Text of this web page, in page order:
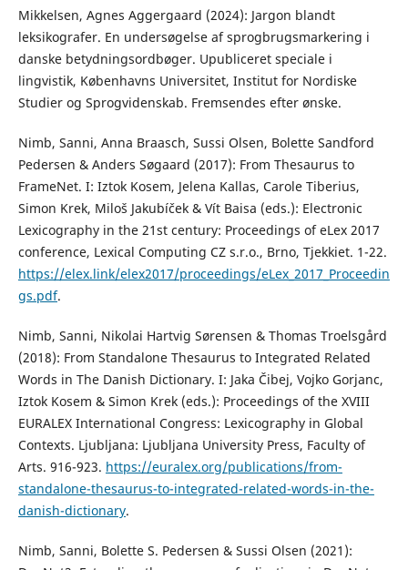
Mikkelsen, Agnes Aggergaard (2024): Jargon blandt
leksikografer. En undersøgelse af sprogbrugsmarkering i
danske betydningsordbøger. Upubliceret speciale i
lingvistik, Københavns Universitet, Institut for Nordiske
Studier og Sprogvidenskab. Fremsendes efter ønske.
Nimb, Sanni, Anna Braasch, Sussi Olsen, Bolette Sandford
Pedersen & Anders Søgaard (2017): From Thesaurus to
FrameNet. I: Iztok Kosem, Jelena Kallas, Carole Tiberius,
Simon Krek, Miloš Jakubíček & Vít Baisa (eds.): Electronic
Lexicography in the 21st century: Proceedings of eLex 2017
conference, Lexical Computing CZ s.r.o., Brno, Tjekkiet. 1-22.
https://elex.link/elex2017/proceedings/eLex_2017_Proceedin
gs.pdf.
Nimb, Sanni, Nikolai Hartvig Sørensen & Thomas Troelsgård
(2018): From Standalone Thesaurus to Integrated Related
Words in The Danish Dictionary. I: Jaka Čibej, Vojko Gorjanc,
Iztok Kosem & Simon Krek (eds.): Proceedings of the XVIII
EURALEX International Congress: Lexicography in Global
Contexts. Ljubljana: Ljubljana University Press, Faculty of
Arts. 916-923. https://euralex.org/publications/from-
standalone-thesaurus-to-integrated-related-words-in-the-
danish-dictionary.
Nimb, Sanni, Bolette S. Pedersen & Sussi Olsen (2021):